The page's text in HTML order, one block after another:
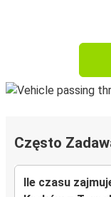
Często
Ile czasu